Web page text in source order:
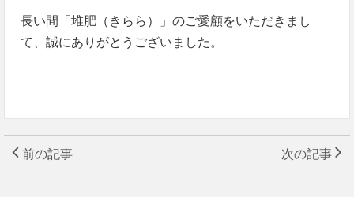
長い間「堆肥（きらら）」のご愛顧をいただきまし
て、誠にありがとうございました。
前の記事 次の記事